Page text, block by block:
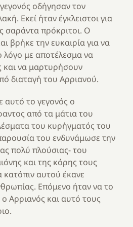
οδήγησαν τον
Εκεί ήταν έγκλειστοι για
σαράντα πρόκριτοι. Ο
βρήκε την ευκαιρία για να
λόγο με αποτέλεσμα να
και να μαρτυρήσουν
διαταγή του Αρριανού.
το γεγονός ο
από τα μάτια του
του κυρήγματός του
του ενδυνάμωσε την
πολύ πλούσιας- του
και της κόρης τους
αυτού έκανε
Επόμενο ήταν να το
Αρριανός και αυτό τους